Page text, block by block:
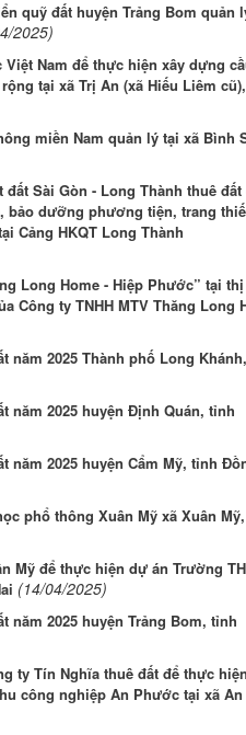
quỹ đất huyện Trảng Bom quản
2025)
Nam để thực hiện xây dựng
tại xã Trị An (xã Hiếu Liêm cũ),
miền Nam quản lý tại xã Bình
Sài Gòn - Long Thành thuê đất
bảo dưỡng phương tiện, trang
Cảng HKQT Long Thành
Long Home - Hiệp Phước” tại thị
Công ty TNHH MTV Thăng Long
năm 2025 Thành phố Long Khánh,
năm 2025 huyện Định Quán, tỉnh
năm 2025 huyện Cẩm Mỹ, tỉnh
phổ thông Xuân Mỹ xã Xuân Mỹ,
Mỹ để thực hiện dự án Trường
(14/04/2025)
năm 2025 huyện Trảng Bom, tỉnh
ty Tín Nghĩa thuê đất để thực
công nghiệp An Phước tại xã An